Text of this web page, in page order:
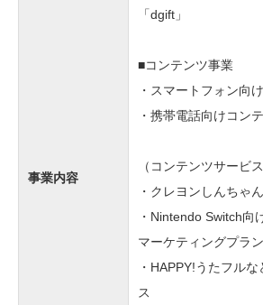
【無料オンライン
広告だけに頼らな
ル」を活用した店
2022/01/27
戦略と実績までを
料ウェビナー】
第6回
事業内容
「dgift」
■コンテンツ事業
・スマートフォン向
・携帯電話向けコン
（コンテンツサービス
・クレヨンしんちゃ
・Nintendo Switch向
マーケティングプラ
・HAPPY!うたフル
ス